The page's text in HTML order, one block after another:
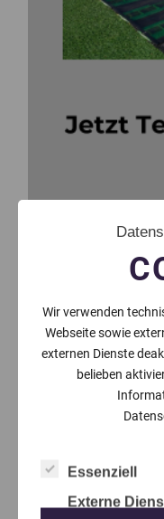
Wir verwenden
Webseite sowie
externen Dienste
belieben
Essenziell
Externe